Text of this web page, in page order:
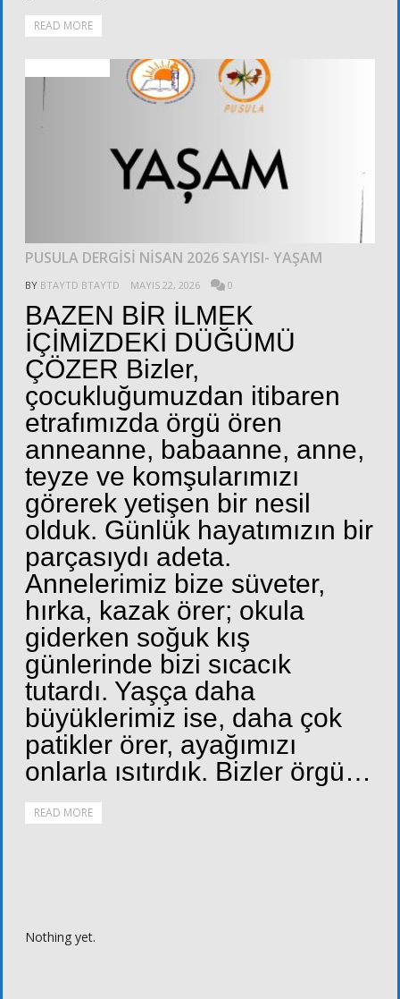
READ MORE
PUSULA DERGİSİ NİSAN 2026 SAYISI- YAŞAM
BY BTAYTD BTAYTD MAYIS 22, 2026 0
BAZEN BİR İLMEK
İÇİMİZDEKİ DÜĞÜMÜ
ÇÖZER Bizler,
çocukluğumuzdan itibaren
etrafımızda örgü ören
anneanne, babaanne, anne,
teyze ve komşularımızı
görerek yetişen bir nesil
olduk. Günlük hayatımızın bir
parçasıydı adeta.
Annelerimiz bize süveter,
hırka, kazak örer; okula
giderken soğuk kış
günlerinde bizi sıcacık
tutardı. Yaşça daha
büyüklerimiz ise, daha çok
patikler örer, ayağımızı
onlarla ısıtırdık. Bizler örgü…
READ MORE
Nothing yet.